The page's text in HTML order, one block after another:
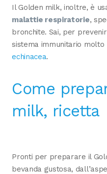
Il Golden milk, inoltre, è
malattie respiratorie,
bronchite. Sai, per
sistema immunitario molto
echinacea.
Come
milk, ricetta
Pronti per preparare il
bevanda gustosa,